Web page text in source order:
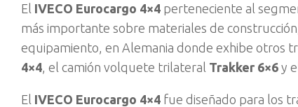
El IVECO Eurocargo 4×4 perteneciente al
más importante sobre materiales de
equipamiento, en Alemania donde exhibe otros
4×4 , el camión volquete trilateral Trakker 6×6 y
El IVECO Eurocargo 4×4 fue diseñado para los